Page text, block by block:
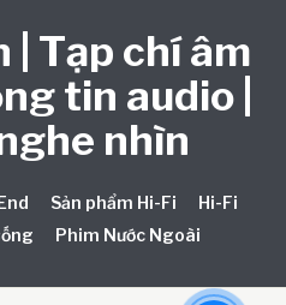
Tạp chí âm
tin audio |
nhìn
Sản phẩm Hi-Fi
Hi-Fi
Phim Nước Ngoài